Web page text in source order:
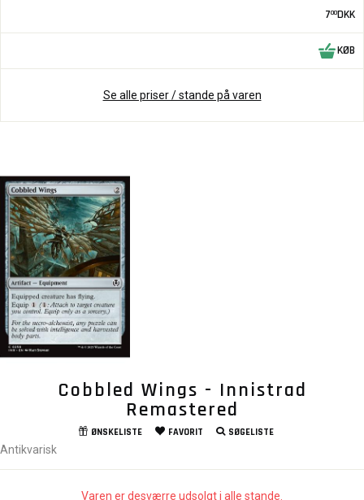
700DKK
KØB
Se alle priser / stande på varen
Cobbled Wings - Innistrad
Remastered
ØNSKELISTE FAVORIT SØGELISTE
Antikvarisk
Varen er desværre udsolgt i alle stande.